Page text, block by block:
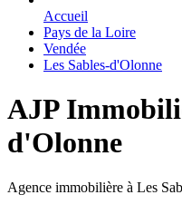
Accueil
Pays de la Loire
Vendée
Les Sables-d'Olonne
AJP
d'Olonne
Agence immobilière à Les